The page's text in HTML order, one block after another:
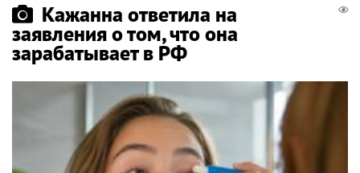
Кажанна ответила на
заявления о том, что она
зарабатывает в РФ